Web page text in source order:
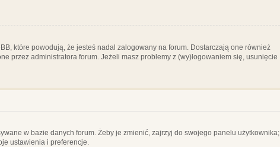
które powodują, że jesteś nadal zalogowany na forum. Dostarczają one również
przez administratora forum. Jeżeli masz problemy z (wy)logowaniem się, usunięcie
w bazie danych forum. Żeby je zmienić, zajrzyj do swojego panelu użytkownika;
ustawienia i preferencje.